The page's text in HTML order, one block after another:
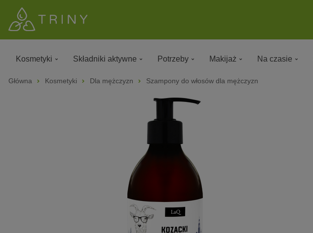
Kosmetyki Składniki aktywne Potrzeby Makijaż Na czasie
Główna Kosmetyki Dla mężczyzn Szampony do włosów dla mężczyzn